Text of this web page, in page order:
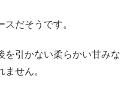
だそうです。
を引かない柔らかい甘みな
せん。